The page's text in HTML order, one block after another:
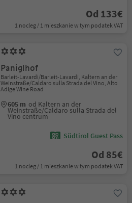
Od 133€
1 nocleg / 1 mieszkanie w tym podatek VAT
Paniglhof
Barleit-Lavardi/Barleit-Lavardi, Kaltern an der
Weinstraße/Caldaro sulla Strada del Vino, Alto
Adige Wine Road
605 m od Kaltern an der
Weinstraße/Caldaro sulla Strada del
Vino centrum
Südtirol Guest Pass
Od 85€
1 nocleg / 1 mieszkanie w tym podatek VAT